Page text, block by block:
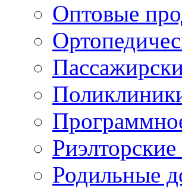
Оптовые
Риэлторские
Родильные